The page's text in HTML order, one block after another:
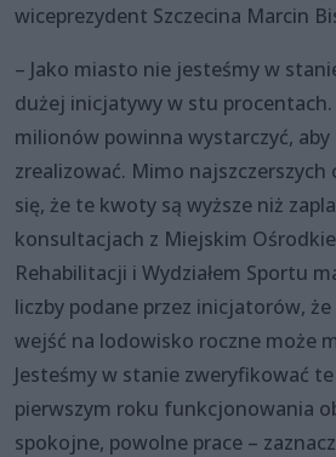
wiceprezydent Szczecina Marcin
– Jako miasto nie jesteśmy w
dużej inicjatywy w stu procentach.
milionów powinna wystarczyć,
zrealizować. Mimo
się, że te kwoty są wyższe niż
konsultacjach z Miejskim
Rehabilitacji i Wydziałem Sportu
liczby podane przez inicjatorów, że
wejść na lodowisko roczne może
Jesteśmy w stanie zweryfikować
pierwszym roku funkcjonowania
spokojne, powolne prace –